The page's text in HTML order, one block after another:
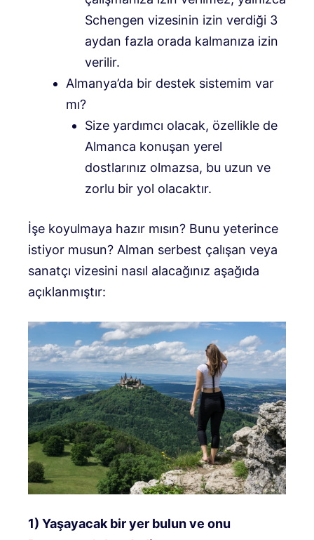
Schengen vizesinin izin verdiği 3
aydan fazla orada kalmanıza izin
verilir.
Almanya’da bir destek sistemim var
mı?
Size yardımcı olacak, özellikle de
Almanca konuşan yerel
dostlarınız olmazsa, bu uzun ve
zorlu bir yol olacaktır.
İşe koyulmaya hazır mısın? Bunu yeterince
istiyor musun? Alman serbest çalışan veya
sanatçı vizesini nasıl alacağınız aşağıda
açıklanmıştır:
1) Yaşayacak bir yer bulun ve onu